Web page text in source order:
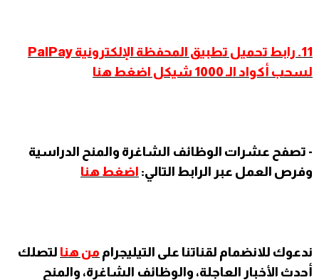
11. رابط تحميل تطبيق المحفظة الإلكترونية PalPay
لسحب أكواد الـ 1000 شيكل اضغط هنا
- تصفح عشرات الوظائف الشاغرة والمنح الدراسية
وفرص العمل عبر الرابط التالي: اضغط هنا
ندعوك للانضمام لقناتنا على التيليجرام من هنا لتصلك
أحدث الأخبار العاجلة، والوظائف الشاغرة، والمنح